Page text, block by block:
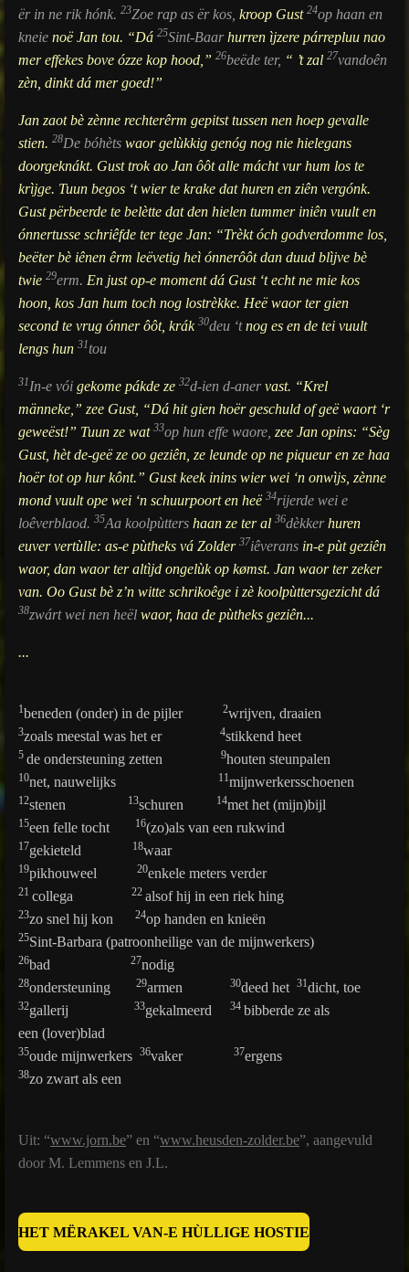
ër in ne rik hónk. 23Zoe rap as ër kos, kroop Gust 24op haan en
kneie noë Jan tou. “Dá 25Sint-Baarhurren ìjzere párrepluu nao
mer effekes bove ózze kop hood,” 26beëde ter, “ ’t zal 27vandoên
zèn, dinkt dá mer goed!”
Jan zaot bè zènne rechterêrm gepitst tussen nen hoep gevalle
stien. 28De bóhèts waor gelùkkig genóg nog nie hielegans
doorgeknákt. Gust trok ao Jan ôôt alle mácht vur hum los te
krìjge. Tuun begos ‘t wier te krake dat huren en ziên vergónk.
Gust përbeerde te belètte dat den hielen tummer iniên vuult en
ónnertusse schriêfde ter tege Jan: “Trèkt óch godverdomme los,
beëter bè iênen êrm leëvetig heì ónnerôôt dan duud blìjve bè
twie 29erm. En just op-e moment dá Gust ‘t echt ne mie kos
hoon, kos Jan hum toch nog lostrèkke. Heë waor ter gien
second te vrug ónner ôôt, krák 30deu ‘tnog es en de tei vuult
lengs hun 31tou
31In-e vói gekome pákde ze 32d-ien d-anervast. “Krel
männeke,” zee Gust, “Dá hit gien hoër geschuld of geë waort ‘r
geweëst!” Tuun ze wat 33op hun effe waore, zee Jan opins: “Sèg
Gust, hèt de-geë ze oo geziên, ze leunde op ne piqueur en ze haa
hoër tot op hur kônt.” Gust keek inins wier wei ‘n onwìjs, zènne
mond vuult ope wei ‘n schuurpoort en heë 34rijerde wei e
loêverblaod. 35Aa koolpùtters haan ze ter al 36dèkkerhuren
euver vertùlle: as-e pùtheks vá Zolder 37iêverans in-e pùt geziên
waor, dan waor ter altìjd ongelùk op kømst. Jan waor ter zeker
van. Oo Gust bè z’n witte schrikoêge i zè koolpùttersgezicht dá
38zwárt wei nen heël waor, haa de pùtheks geziên...
...
1beneden (onder) in de pijler 2wrijven, draaien
3zoals meestal was het er 4stikkend heet
5 de ondersteuning zetten 9houten steunpalen
10net, nauwelijks 11mijnwerkersschoenen
12stenen 13schuren 14met het (mijn)bijl
15een felle tocht 16(zo)als van een rukwind
17gekieteld 18waar
19pikhouweel 20enkele meters verder
21 collega 22 alsof hij in een riek hing
23zo snel hij kon 24op handen en knieën
25Sint-Barbara (patroonheilige van de mijnwerkers)
26bad 27nodig
28ondersteuning 29armen 30deed het 31dicht, toe
32gallerij 33gekalmeerd 34 bibberde ze als
een (lover)blad
35oude mijnwerkers 36vaker 37ergens
38zo zwart als een
Uit: “www.jorn.be” en “www.heusden-zolder.be”, aangevuld
door M. Lemmens en J.L.
HET MËRAKEL VAN-E HÙLLIGE HOSTIE